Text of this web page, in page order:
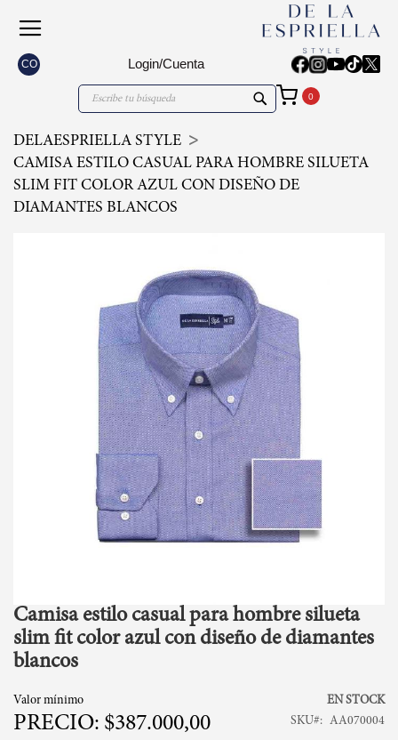
CO Login/Cuenta
Search
DELAESPRIELLA STYLE
CAMISA ESTILO CASUAL PARA HOMBRE SILUETA
SLIM FIT COLOR AZUL CON DISEÑO DE
DIAMANTES BLANCOS
Camisa estilo casual para hombre silueta
slim fit color azul con diseño de diamantes
blancos
Valor mínimo
$387.000,00
EN STOCK
SKU
AA070004
Skip
to
the
beginning
the
images